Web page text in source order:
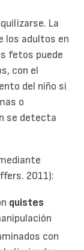
La
los adultos en
fetos puede
con el
del niño si
o
se detecta
2011):
quistes
con